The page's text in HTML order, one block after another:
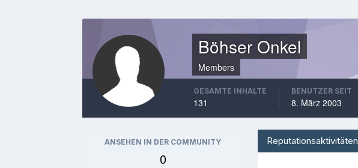
Böhser Onkel
Members
GESAMTE INHALTE
131
BENUTZER SEIT
8. März 2003
ANSEHEN IN DER COMMUNITY
0
Reputationsaktivitäten